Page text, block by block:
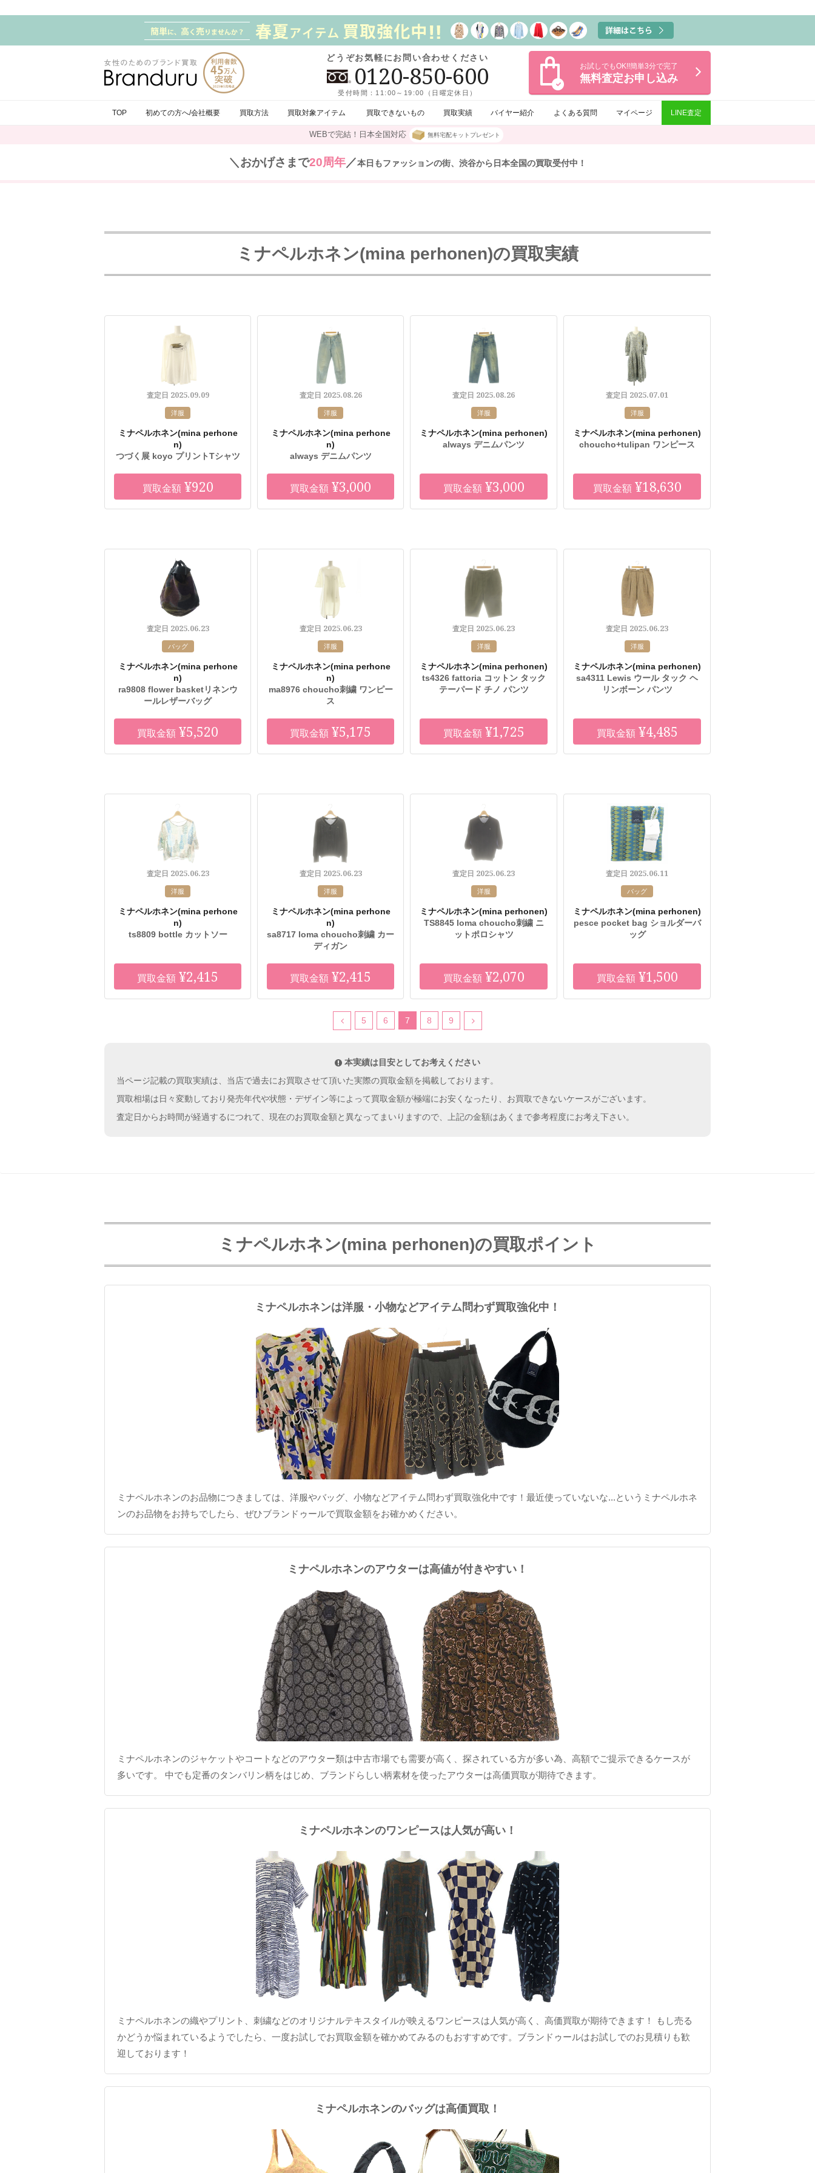
どうぞお気軽にお問い合わせください
0120-850-600
受付時間：11:00～19:00（日曜定休日）
お試しでもOK!!簡単3分で完了
無料査定お申し込み
TOP 初めての方へ/会社概要 買取方法 買取対象アイテム 買取できないもの 買取実績 バイヤー紹介 よくある質問 マイページ LINE査定
WEBで完結！日本全国対応 無料宅配キットプレゼント
＼おかげさまで20周年／本日もファッションの街、渋谷から日本全国の買取受付中！
ミナペルホネン(mina perhonen)の買取実績
査定日 2025.09.09
洋服
ミナペルホネン(mina perhone
n)
つづく展 koyo プリントTシャツ
買取金額¥920
査定日 2025.08.26
洋服
ミナペルホネン(mina perhone
n)
always デニムパンツ
買取金額 ¥3,000
査定日 2025.08.26
洋服
ミナペルホネン(mina perhonen)
always デニムパンツ
買取金額¥3,000
査定日 2025.07.01
洋服
ミナペルホネン(mina perhonen)
choucho+tulipan ワンピース
買取金額¥18,630
査定日 2025.06.23
バッグ
ミナペルホネン(mina perhone
n)
ra9808 flower basketリネンウ
ールレザーバッグ
買取金額 ¥5,520
査定日 2025.06.23
洋服
ミナペルホネン(mina perhone
n)
ma8976 choucho刺繍 ワンピー
ス
買取金額 ¥5,175
査定日 2025.06.23
洋服
ミナペルホネン(mina perhonen)
ts4326 fattoria コットン タック
テーパード チノ パンツ
買取金額¥1,725
査定日 2025.06.23
洋服
ミナペルホネン(mina perhonen)
sa4311 Lewis ウール タック ヘ
リンボーン パンツ
買取金額¥4,485
査定日 2025.06.23
洋服
ミナペルホネン(mina perhone
n)
ts8809 bottle カットソー
買取金額 ¥2,415
査定日 2025.06.23
洋服
ミナペルホネン(mina perhone
n)
sa8717 loma choucho刺繍 カー
ディガン
買取金額 ¥2,415
査定日 2025.06.23
洋服
ミナペルホネン(mina perhonen)
TS8845 loma choucho刺繍 ニ
ットポロシャツ
買取金額¥2,070
査定日 2025.06.11
バッグ
ミナペルホネン(mina perhonen)
pesce pocket bag ショルダーバ
ッグ
買取金額¥1,500
5 6 7 8 9
本実績は目安としてお考えください
当ページ記載の買取実績は、当店で過去にお買取させて頂いた実際の買取金額を掲載しております。
買取相場は日々変動しており発売年代や状態・デザイン等によって買取金額が極端にお安くなったり、お買取できないケースがございます。
査定日からお時間が経過するにつれて、現在のお買取金額と異なってまいりますので、上記の金額はあくまで参考程度にお考え下さい。
ミナペルホネン(mina perhonen)の買取ポイント
ミナペルホネンは洋服・小物などアイテム問わず買取強化中！
ミナペルホネンのお品物につきましては、洋服やバッグ、小物などアイテム問わず買取強化中です！最近使っていないな...というミナペルホネ
ンのお品物をお持ちでしたら、ぜひブランドゥールで買取金額をお確かめください。
ミナペルホネンのアウターは高値が付きやすい！
ミナペルホネンのジャケットやコートなどのアウター類は中古市場でも需要が高く、探されている方が多い為、高額でご提示できるケースが
多いです。 中でも定番のタンバリン柄をはじめ、ブランドらしい柄素材を使ったアウターは高価買取が期待できます。
ミナペルホネンのワンピースは人気が高い！
ミナペルホネンの織やプリント、刺繍などのオリジナルテキスタイルが映えるワンピースは人気が高く、高価買取が期待できます！ もし売る
かどうか悩まれているようでしたら、一度お試しでお買取金額を確かめてみるのもおすすめです。ブランドゥールはお試しでのお見積りも歓
迎しております！
ミナペルホネンのバッグは高価買取！